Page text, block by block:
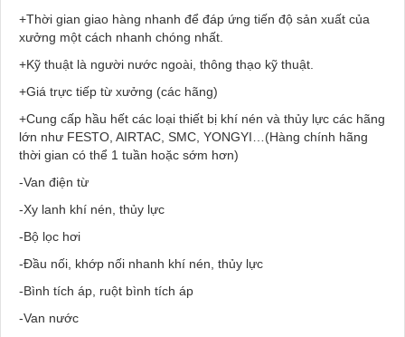
+Thời gian giao hàng nhanh để đáp ứng tiến độ sản xuất của
xưởng một cách nhanh chóng nhất.
+Kỹ thuật là người nước ngoài, thông thạo kỹ thuật.
+Giá trực tiếp từ xưởng (các hãng)
+Cung cấp hầu hết các loại thiết bị khí nén và thủy lực các hãng
lớn như FESTO, AIRTAC, SMC, YONGYI…(Hàng chính hãng
thời gian có thể 1 tuần hoặc sớm hơn)
-Van điện từ
-Xy lanh khí nén, thủy lực
-Bộ lọc hơi
-Đầu nối, khớp nối nhanh khí nén, thủy lực
-Bình tích áp, ruột bình tích áp
-Van nước